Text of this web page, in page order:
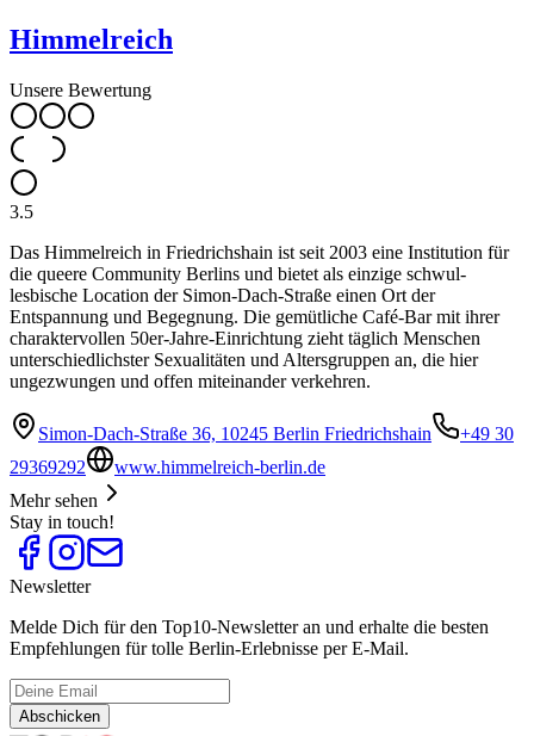
Himmelreich
Unsere Bewertung
3.5
Das Himmelreich in Friedrichshain ist seit 2003 eine Institution für
die queere Community Berlins und bietet als einzige schwul-
lesbische Location der Simon-Dach-Straße einen Ort der
Entspannung und Begegnung. Die gemütliche Café-Bar mit ihrer
charaktervollen 50er-Jahre-Einrichtung zieht täglich Menschen
unterschiedlichster Sexualitäten und Altersgruppen an, die hier
ungezwungen und offen miteinander verkehren.
Simon-Dach-Straße 36, 10245 Berlin Friedrichshain
+49 30
29369292
www.himmelreich-berlin.de
Mehr sehen
Stay in touch!
Newsletter
Melde Dich für den Top10-Newsletter an und erhalte die besten
Empfehlungen für tolle Berlin-Erlebnisse per E-Mail.
Abschicken